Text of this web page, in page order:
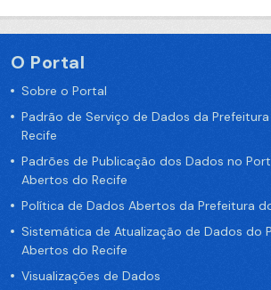
O Portal
Sobre o Portal
Padrão de Serviço de Dados da
Recife
Padrões de Publicação dos Dados no
Abertos do Recife
Política de Dados Abertos da Prefeitura
Sistemática de Atualização de Dados do
Abertos do Recife
Visualizações de Dados